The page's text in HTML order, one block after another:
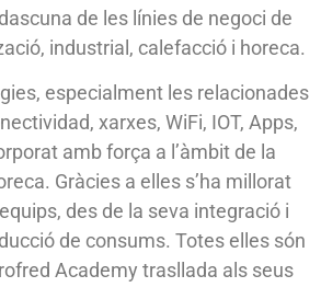
de les línies de negoci de
industrial, calefacció i horeca.
especialment les relacionades
xarxes, WiFi, IOT, Apps,
amb força a l’àmbit de la
Gràcies a elles s’ha millorat
des de la seva integració i
de consums. Totes elles són
Academy trasllada als seus